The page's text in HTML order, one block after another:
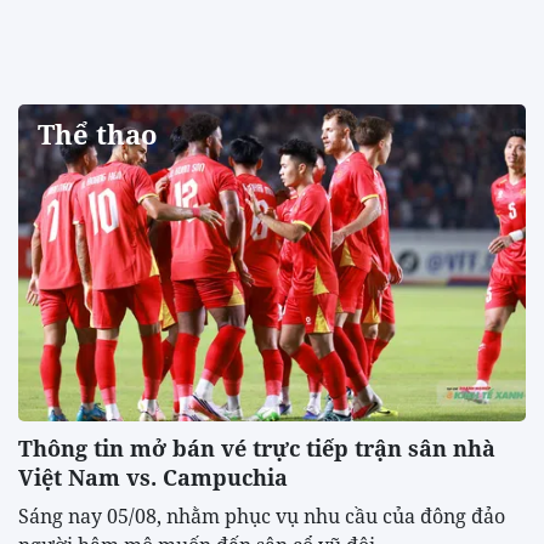
Thể thao
Thông tin mở bán vé trực tiếp trận sân nhà
Việt Nam vs. Campuchia
Sáng nay 05/08, nhằm phục vụ nhu cầu của đông đảo